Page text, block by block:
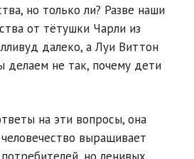
но только ли? Разве наши
от тётушки Чарли из
далеко, а Луи Виттон
делаем не так, почему дети
на эти вопросы, она
выращивает